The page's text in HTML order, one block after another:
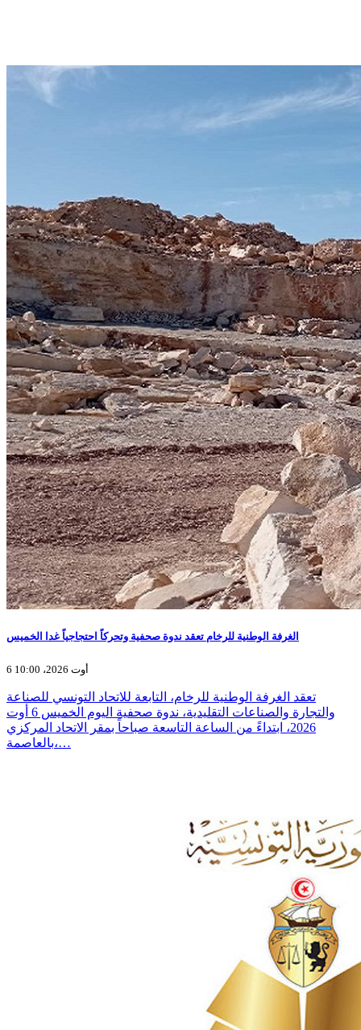
الغرفة الوطنية للرخام تعقد ندوة صحفية وتحركاً احتجاجياً غدا الخميس
6 أوت 2026، 10:00
تعقد الغرفة الوطنية للرخام، التابعة للاتحاد التونسي للصناعة
والتجارة والصناعات التقليدية، ندوة صحفية اليوم الخميس 6 أوت
2026، ابتداءً من الساعة التاسعة صباحاً بمقر الاتحاد المركزي
بالعاصمة،…